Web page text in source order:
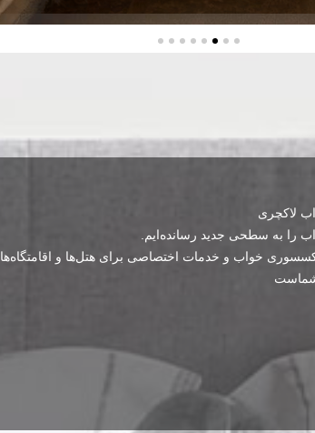
لاکچری
را به سطحی جدید رسانده‌ایم.
خواب و خدمات اختصاصی برای هتل‌ها و اقامتگاه‌ها.
شماست